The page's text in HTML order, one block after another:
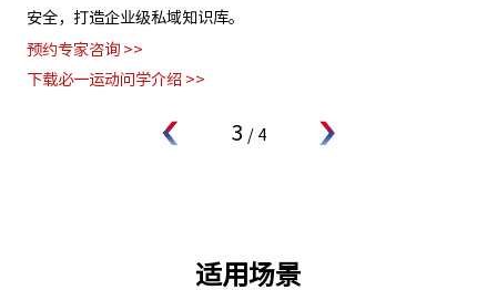
安全，打造企业级私域知识库。
预约专家咨询 >>
下载必一运动问学介绍 >>
3 / 4
适用场景